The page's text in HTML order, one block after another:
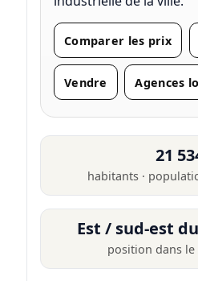
Comparer les prix
Vendre Agences
21
habitants ·
Est / sud-est
position dans le